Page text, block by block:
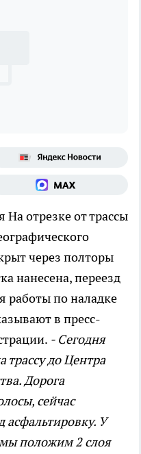
На отрезке от трассы
через полторы
нанесена, переезд
работы по наладке
в пресс-
- Сегодня
трассу до Центра
Дорога
сейчас
асфальтировку. У
мы положим 2 слоя